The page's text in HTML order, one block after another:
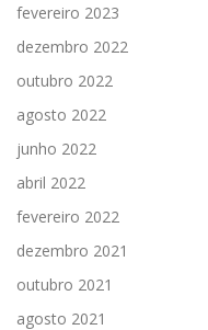
fevereiro 2023
dezembro 2022
outubro 2022
agosto 2022
junho 2022
abril 2022
fevereiro 2022
dezembro 2021
outubro 2021
agosto 2021